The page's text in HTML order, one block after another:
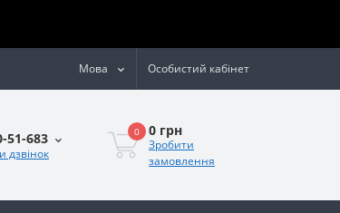
Мова Особистий кабінет
51-683
дзвінок
0 0 грн
Зробити
замовлення